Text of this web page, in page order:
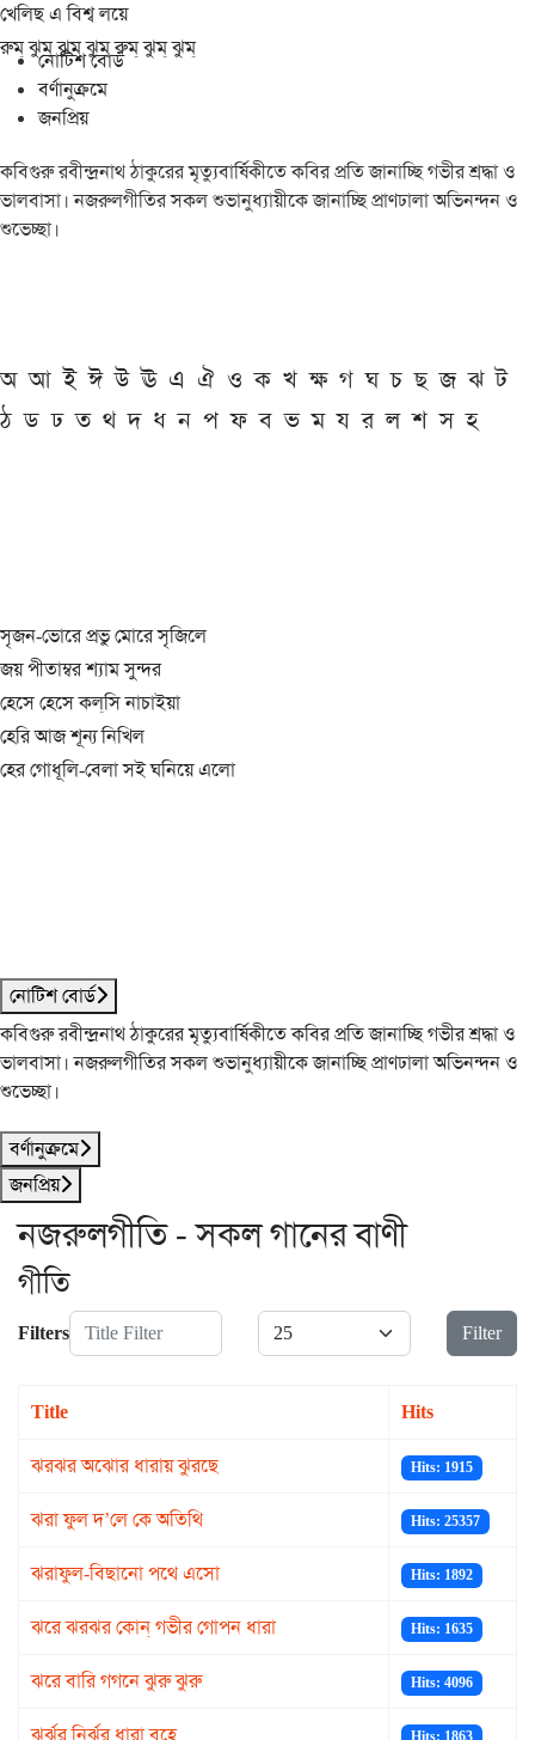
খেলিছ এ বিশ্ব লয়ে
রুম্ ঝুম্ ঝুম্ ঝুম্ রুম্ ঝুম্ ঝুম্
নোটিশ বোর্ড
বর্ণানুক্রমে
জনপ্রিয়
কবিগুরু রবীন্দ্রনাথ ঠাকুরের মৃত্যুবার্ষিকীতে কবির প্রতি জানাচ্ছি গভীর শ্রদ্ধা ও
ভালবাসা। নজরুলগীতির সকল শুভানুধ্যায়ীকে জানাচ্ছি প্রাণঢালা অভিনন্দন ও
শুভেচ্ছা।
অ আ ই ঈ উ ঊ এ ঐ ও ক খ ক্ষ গ ঘ চ ছ জ ঝ ট
ঠ ড ঢ ত থ দ ধ ন প ফ ব ভ ম য র ল শ স হ
সৃজন-ভোরে প্রভু মোরে সৃজিলে
জয় পীতাম্বর শ্যাম সুন্দর
হেসে হেসে কল্‌সি নাচাইয়া
হেরি আজ শূন্য নিখিল
হের গোধূলি-বেলা সই ঘনিয়ে এলো
নোটিশ বোর্ড
কবিগুরু রবীন্দ্রনাথ ঠাকুরের মৃত্যুবার্ষিকীতে কবির প্রতি জানাচ্ছি গভীর শ্রদ্ধা ও
ভালবাসা। নজরুলগীতির সকল শুভানুধ্যায়ীকে জানাচ্ছি প্রাণঢালা অভিনন্দন ও
শুভেচ্ছা।
বর্ণানুক্রমে
জনপ্রিয়
নজরুলগীতি - সকল গানের বাণী
গীতি
FiltersTitle Filter Display # Filter
Title Hits
ঝরঝর অঝোর ধারায় ঝুরছে Hits: 1915
ঝরা ফুল দ’লে কে অতিথি Hits: 25357
ঝরাফুল-বিছানো পথে এসো Hits: 1892
ঝরে ঝরঝর কোন্ গভীর গোপন ধারা Hits: 1635
ঝরে বারি গগনে ঝুরু ঝুরু Hits: 4096